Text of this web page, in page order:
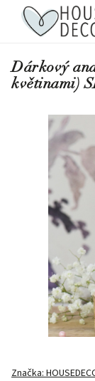
Dárkový
květinami)
Značka: